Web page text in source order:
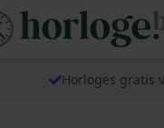
Horloges gratis